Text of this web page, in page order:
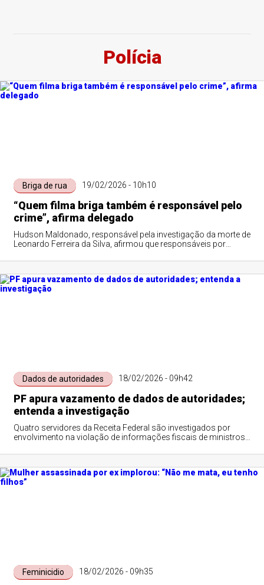
Tecnologia Negócios Tecnologia
Polícia
Briga de rua 19/02/2026 - 10h10
“Quem filma briga também é responsável pelo
crime”, afirma delegado
Hudson Maldonado, responsável pela investigação da morte de
Leonardo Ferreira da Silva, afirmou que responsáveis por
Dados de autoridades 18/02/2026 - 09h42
PF apura vazamento de dados de autoridades;
entenda a investigação
Quatro servidores da Receita Federal são investigados por
envolvimento na violação de informações fiscais de ministros
Feminicidio 18/02/2026 - 09h35